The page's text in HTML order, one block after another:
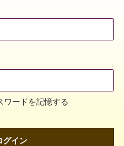
ワードを記憶する
グイン